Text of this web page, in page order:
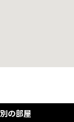
の部屋